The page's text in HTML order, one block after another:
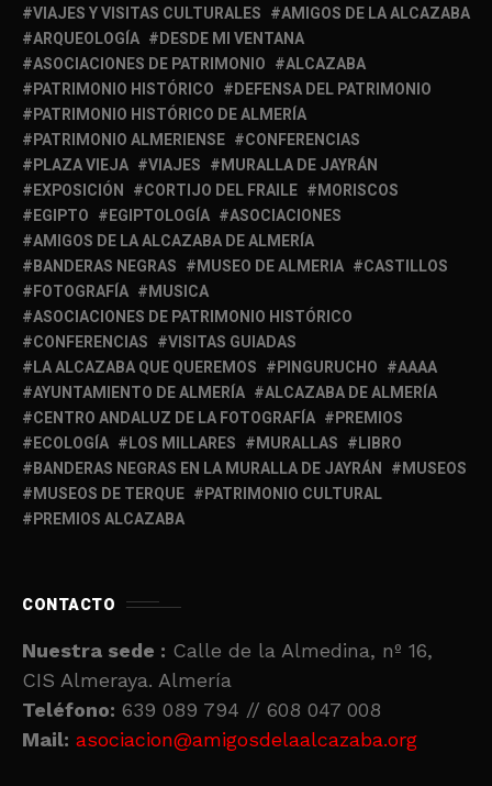
VIAJES Y VISITAS CULTURALES
AMIGOS DE LA ALCAZABA
ARQUEOLOGÍA
DESDE MI VENTANA
ASOCIACIONES DE PATRIMONIO
ALCAZABA
PATRIMONIO HISTÓRICO
DEFENSA DEL PATRIMONIO
PATRIMONIO HISTÓRICO DE ALMERÍA
PATRIMONIO ALMERIENSE
CONFERENCIAS
PLAZA VIEJA
VIAJES
MURALLA DE JAYRÁN
EXPOSICIÓN
CORTIJO DEL FRAILE
MORISCOS
EGIPTO
EGIPTOLOGÍA
ASOCIACIONES
AMIGOS DE LA ALCAZABA DE ALMERÍA
BANDERAS NEGRAS
MUSEO DE ALMERIA
CASTILLOS
FOTOGRAFÍA
MUSICA
ASOCIACIONES DE PATRIMONIO HISTÓRICO
CONFERENCIAS
VISITAS GUIADAS
LA ALCAZABA QUE QUEREMOS
PINGURUCHO
AAAA
AYUNTAMIENTO DE ALMERÍA
ALCAZABA DE ALMERÍA
CENTRO ANDALUZ DE LA FOTOGRAFÍA
PREMIOS
ECOLOGÍA
LOS MILLARES MURALLAS
LIBRO
BANDERAS NEGRAS EN LA MURALLA DE JAYRÁN
MUSEOS
MUSEOS DE TERQUE
PATRIMONIO CULTURAL
PREMIOS ALCAZABA
CONTACTO
Nuestra sede : Calle de la Almedina, nº 16,
CIS Almeraya. Almería
Teléfono: 639 089 794 // 608 047 008
Mail: asociacion@amigosdelaalcazaba.org